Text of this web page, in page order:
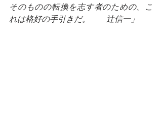
そのものの転換を志す者のための、こ
れは格好の手引きだ。　　辻信一」